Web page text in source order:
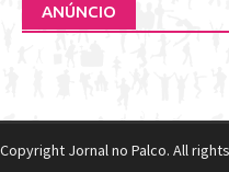
ANÚNCIO
Copyright Jornal no Palco. All